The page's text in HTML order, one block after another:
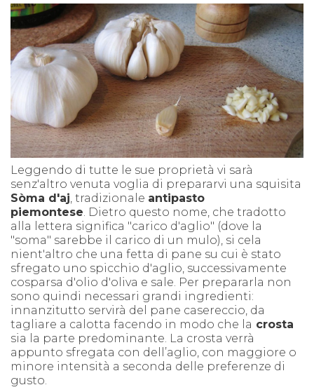
Leggendo di tutte le sue proprietà vi sarà
senz'altro venuta voglia di prepararvi una squisita
Sòma d'aj , tradizionale antipasto
piemontese . Dietro questo nome, che tradotto
alla lettera significa "carico d'aglio" (dove la
"soma" sarebbe il carico di un mulo), si cela
nient'altro che una fetta di pane su cui è stato
sfregato uno spicchio d'aglio, successivamente
cosparsa d'olio d'oliva e sale. Per prepararla non
sono quindi necessari grandi ingredienti:
innanzitutto servirà del pane casereccio, da
tagliare a calotta facendo in modo che la crosta
sia la parte predominante. La crosta verrà
appunto sfregata con dell’aglio, con maggiore o
minore intensità a seconda delle preferenze di
gusto.